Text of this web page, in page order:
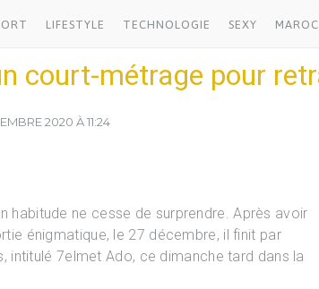
LIFESTYLE TECHNOLOGIE SEXY MAROC
court-métrage pour
2020 À 11:24
habitude ne cesse de surprendre. Après avoir
énigmatique, le 27 décembre, il finit par
intitulé 7elmet Ado, ce dimanche tard dans la